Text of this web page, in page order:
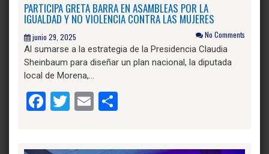
PARTICIPA GRETA BARRA EN ASAMBLEAS POR LA
IGUALDAD Y NO VIOLENCIA CONTRA LAS MUJERES
junio 29, 2025 No Comments
Al sumarse a la estrategia de la Presidencia Claudia
Sheinbaum para diseñar un plan nacional, la diputada
local de Morena,…
Facebook
Twitter
Email